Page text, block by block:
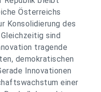
Österreichs
Konsolidierung des
sind
tragende
demokratischen
Innovationen
einer